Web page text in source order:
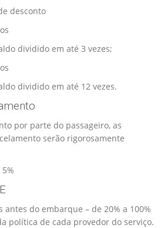
desconto
dividido em até 3 vezes;
dividido em até 12 vezes.
por parte do passageiro, as
serão rigorosamente
antes do embarque – de 20% a 100%
política de cada provedor do serviço.